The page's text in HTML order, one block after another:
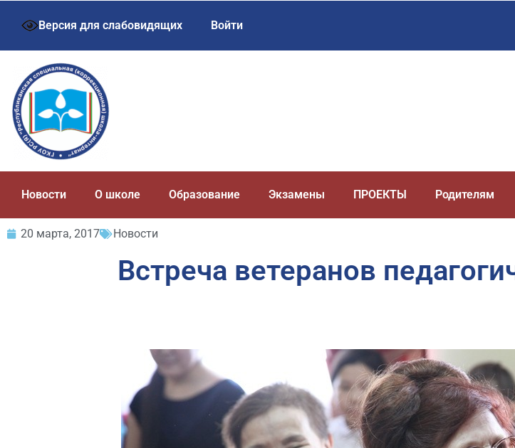
Версия для слабовидящих Войти
Новости О школе Образование Экзамены ПРОЕКТЫ Родителям
20 марта, 2017 Новости
Встреча ветеранов